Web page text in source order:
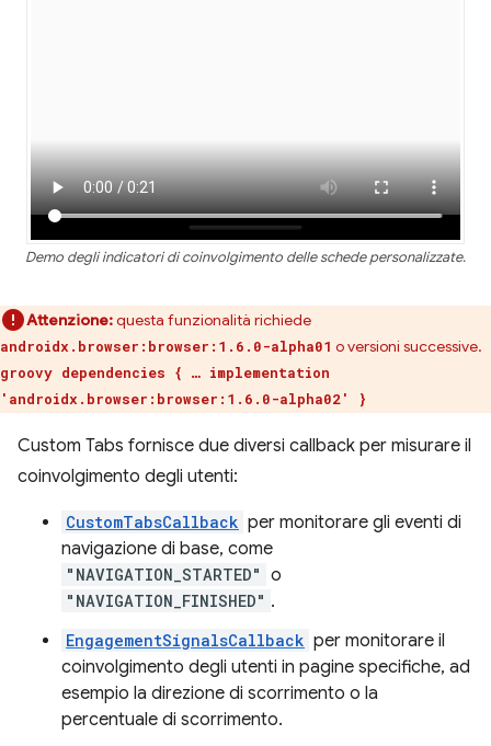
Demo degli indicatori di coinvolgimento delle schede personalizzate.
Attenzione:questa funzionalità richiede
androidx.browser:browser:1.6.0-alpha01 o versioni successive.
groovy dependencies { … implementation
'androidx.browser:browser:1.6.0-alpha02' }
Custom Tabs fornisce due diversi callback per misurare il
coinvolgimento degli utenti:
CustomTabsCallback per monitorare gli eventi di
navigazione di base, come
"NAVIGATION_STARTED" o
"NAVIGATION_FINISHED" .
EngagementSignalsCallback per monitorare il
coinvolgimento degli utenti in pagine specifiche, ad
esempio la direzione di scorrimento o la
percentuale di scorrimento.